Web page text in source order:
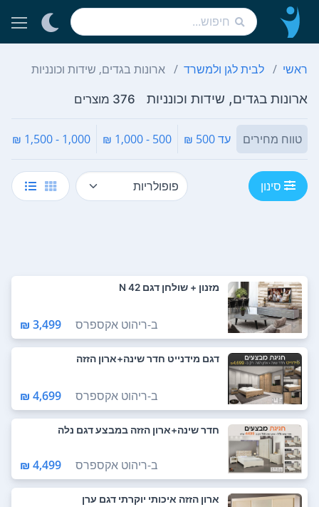
ראשי לבית לגן ולמשרד ארונות בגדים, שידות וכונניות
ארונות בגדים, שידות וכונניות 376 מוצרים
טווח מחירים עד 500 ₪ 500 - 1,000 ₪
1,000 - 1,500 ₪
סינון
מזנון + שולחן דגם N 42
ב-ריהוט אקספרס 3,499 ₪
דגם מידנייט חדר שינה+ארון הזזה
ב-ריהוט אקספרס 4,699 ₪
חדר שינה+ארון הזזה במבצע דגם נלה
ב-ריהוט אקספרס 4,499 ₪
ארון הזזה איכותי יוקרתי דגם ערן